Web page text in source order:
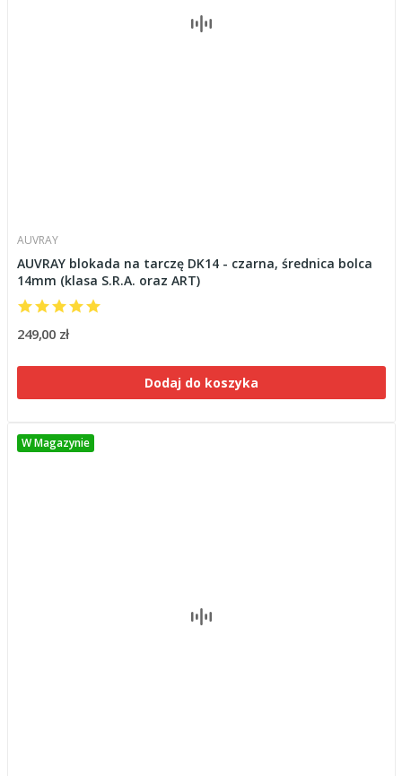
AUVRAY
AUVRAY blokada na tarczę DK14 - czarna, średnica bolca
14mm (klasa S.R.A. oraz ART)
249,00 zł
Dodaj do koszyka
W Magazynie